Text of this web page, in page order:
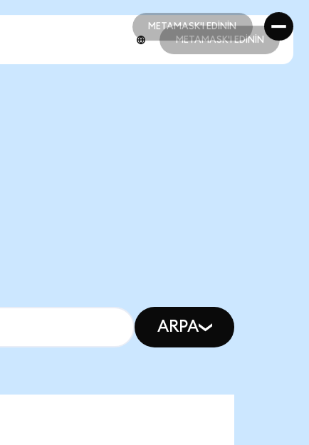
METAMASK'I EDİNİN
METAMASK'I EDİNİN
METAMASK'I EDİNİN
ARPA